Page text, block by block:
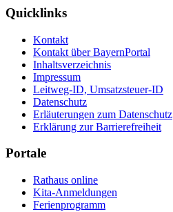
Quicklinks
Kontakt
Kontakt über BayernPortal
Inhaltsverzeichnis
Impressum
Leitweg-ID, Umsatzsteuer-ID
Datenschutz
Erläuterungen zum Datenschutz
Erklärung zur Barrierefreiheit
Portale
Rathaus online
Kita-Anmeldungen
Ferienprogramm